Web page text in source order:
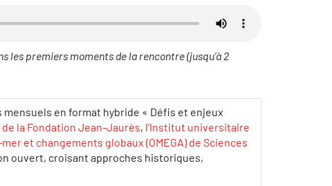
les premiers moments de la rencontre (jusqu’à 2
en format hybride « Défis et enjeux
la Fondation Jean-Jaurès, l’Institut universitaire
et changements globaux (OMEGA) de Sciences
ouvert, croisant approches historiques,